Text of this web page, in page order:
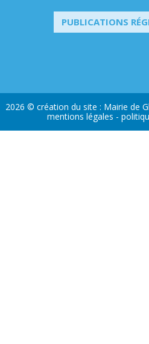
PUBLICATIONS
2026 © création du site : Mairie de
mentions légales -